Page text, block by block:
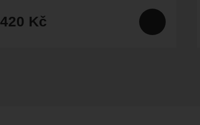
420 Kč